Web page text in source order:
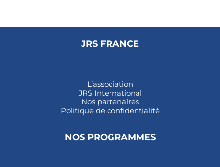
JRS FRANCE
L’association
JRS International
Nos partenaires
Politique de confidentialité
NOS PROGRAMMES